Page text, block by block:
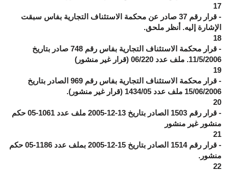
17
- قرار رقم 37 صادر عن محكمة الاستئناف التجارية بفاس سبقت
الإشارة إليه. أنظر ملحق.
18
- قرار محكمة الاستئناف التجارية بفاس رقم 748 صادر بتاريخ
11/5/2006. ملف عدد 06/220 (قرار غير منشور)
19
- قرار محكمة الاستئناف التجارية بفاس رقم 969 الصادر بتاريخ
15/06/2006 ملف عدد 1434/05 (قرار غير منشور).
20
- قرار رقم 1503 الصادر بتاريخ 13-12-2005 ملف عدد 1061-05 حكم
منشور غير منشور
21
- قرار رقم 1514 الصادر بتاريخ 15-12-2005 بملف عدد 1186-05 حكم
منشور.
22